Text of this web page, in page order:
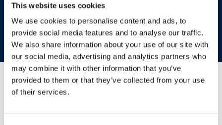
This website uses cookies
We use cookies to personalise content and ads, to
provide social media features and to analyse our traffic.
We also share information about your use of our site with
our social media, advertising and analytics partners who
may combine it with other information that you’ve
provided to them or that they’ve collected from your use
of their services.